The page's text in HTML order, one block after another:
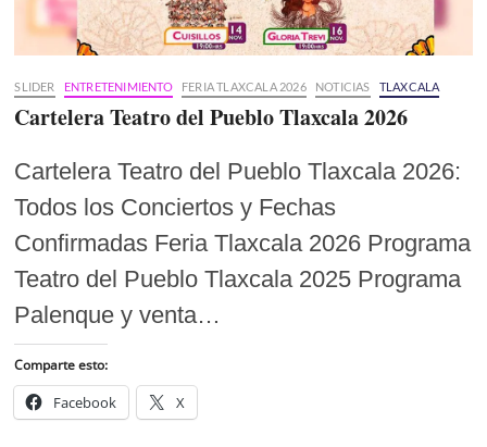
SLIDER ENTRETENIMIENTO FERIA TLAXCALA 2026 NOTICIAS TLAXCALA
Cartelera Teatro del Pueblo Tlaxcala 2026
Cartelera Teatro del Pueblo Tlaxcala 2026:
Todos los Conciertos y Fechas
Confirmadas Feria Tlaxcala 2026 Programa
Teatro del Pueblo Tlaxcala 2025 Programa
Palenque y venta…
Comparte esto:
Facebook X